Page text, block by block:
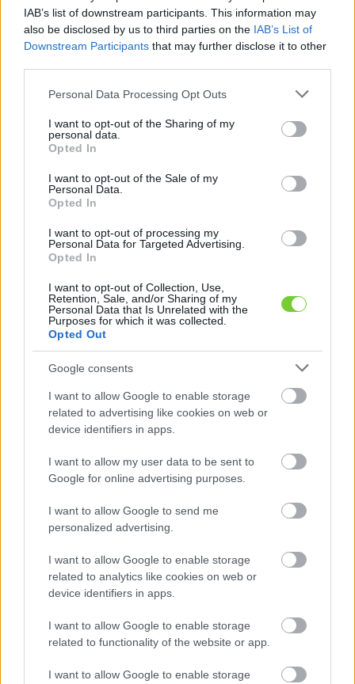
IAB’s list of downstream participants. This information may
also be disclosed by us to third parties on the IAB’s List of
Downstream Participants that may further disclose it to other
Please note that this website/app uses one or more Google
not limited to your visit or usage behaviour. You may click to
grant or deny consent to Google and its third-party tags to
use your data for below specified purposes in below Google
consent section.
Personal Data Processing Opt Outs
I want to opt-out of the Sharing of my
personal data.
Opted In
I want to opt-out of the Sale of my
Personal Data.
Opted In
I want to opt-out of processing my
Personal Data for Targeted Advertising.
Opted In
I want to opt-out of Collection, Use,
Retention, Sale, and/or Sharing of my
Personal Data that Is Unrelated with the
Purposes for which it was collected.
Opted Out
Google consents
I want to allow Google to enable storage
related to advertising like cookies on web or
device identifiers in apps.
I want to allow my user data to be sent to
Google for online advertising purposes.
I want to allow Google to send me
personalized advertising.
I want to allow Google to enable storage
related to analytics like cookies on web or
device identifiers in apps.
I want to allow Google to enable storage
related to functionality of the website or app.
I want to allow Google to enable storage
Felhasználónév
Jelszó
Elfelejtette jelszavát?
Bejelentkezés
faiskola.hu
Kertészeti, kerti termékek és szolgáltatások térképes
KERTÉSZ ÉS KERTÉSZET REGISZTRÁCIÓ
7
7
13
10
16
12
6
4
5
2
3
2
2
7
10
16
12
4
2
2
2